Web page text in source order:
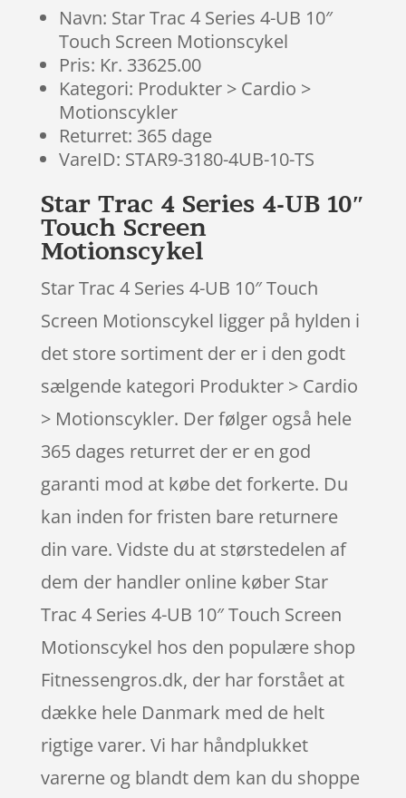
Navn: Star Trac 4 Series 4-UB 10″
Touch Screen Motionscykel
Pris: Kr. 33625.00
Kategori: Produkter > Cardio >
Motionscykler
Returret: 365 dage
VareID: STAR9-3180-4UB-10-TS
Star Trac 4 Series 4-UB 10″
Touch Screen
Motionscykel
Star Trac 4 Series 4-UB 10″ Touch
Screen Motionscykel ligger på hylden i
det store sortiment der er i den godt
sælgende kategori Produkter > Cardio
> Motionscykler. Der følger også hele
365 dages returret der er en god
garanti mod at købe det forkerte. Du
kan inden for fristen bare returnere
din vare. Vidste du at størstedelen af
dem der handler online køber Star
Trac 4 Series 4-UB 10″ Touch Screen
Motionscykel hos den populære shop
Fitnessengros.dk, der har forstået at
dække hele Danmark med de helt
rigtige varer. Vi har håndplukket
varerne og blandt dem kan du shoppe